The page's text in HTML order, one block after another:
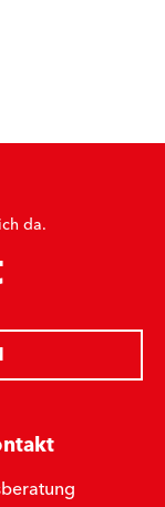
da.